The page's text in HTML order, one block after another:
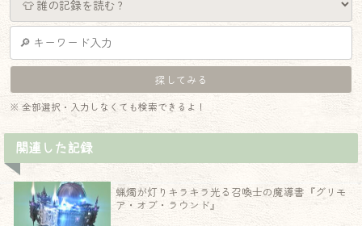
※ 全部選択・入力しなくても検索できるよ！
関連した記録
蝋燭が灯りキラキラ光る召喚士の魔導書『グリモ
ア・オブ・ラウンド』